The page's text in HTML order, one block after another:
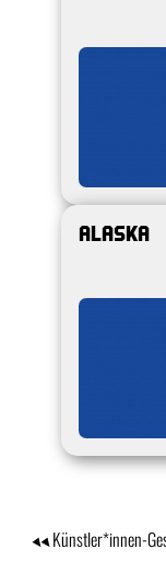
Alaska
Künstler*innen-